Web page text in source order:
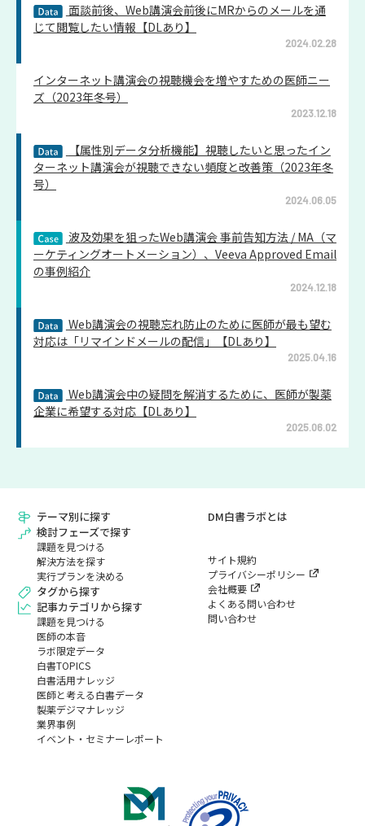
面談前後、Web講演会前後にMRからのメールを通
じて閲覧したい情報【DLあり】
2024.02.28
インターネット講演会の視聴機会を増やすための医師ニー
ズ（2023年冬号）
2023.12.18
【属性別データ分析機能】視聴したいと思ったイン
ターネット講演会が視聴できない頻度と改善策（2023年冬
号）
2024.06.05
波及効果を狙ったWeb講演会 事前告知方法 / MA（マ
ーケティングオートメーション）、Veeva Approved Email
の事例紹介
2024.12.18
Web講演会の視聴忘れ防止のために医師が最も望む
対応は「リマインドメールの配信」【DLあり】
2025.04.16
Web講演会中の疑問を解消するために、医師が製薬
企業に希望する対応【DLあり】
2025.06.02
テーマ別に探す
検討フェーズで探す
課題を見つける
解決方法を探す
実行プランを決める
タグから探す
記事カテゴリから探す
課題を見つける
医師の本音
ラボ限定データ
白書TOPICS
白書活用ナレッジ
医師と考える白書データ
製薬デジマナレッジ
業界事例
イベント・セミナーレポート
DM白書ラボとは
サイト規約
プライバシーポリシー
会社概要
よくある問い合わせ
問い合わせ